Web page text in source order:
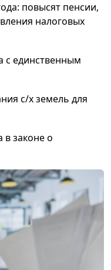
повысят пенсии,
налоговых
с единственным
с/х земель для
в законе о